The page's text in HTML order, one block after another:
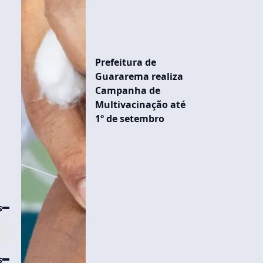
Prefeitura de
Guararema realiza
Campanha de
Multivacinação até
1º de setembro